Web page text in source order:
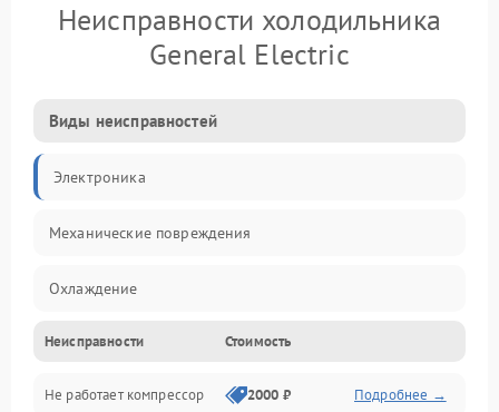
Неисправности холодильника
General Electric
Виды неисправностей
Электроника
Механические повреждения
Охлаждение
Механика
Электропитание
Неисправности Стоимость
Не работает компрессор 2000 ₽ Подробнее →